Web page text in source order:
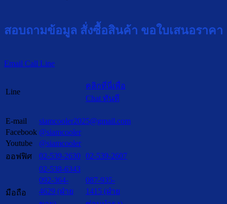
สอบถามข้อมูล สั่งซื้อสินค้า ขอใบเสนอราคา
Email Call Line
Line
คลิกที่นี่เพื่อ
Chat ทันที
E-mail
siamcooler2025@gmail.com
Facebook @siamcooler
Youtube
@siamcooler
ออฟฟิศ
02-539-2630 02-539-2607
02-538-6343
มือถือ
092-364-
4629 (ฝ่าย
087-935-
1415 (ฝ่าย